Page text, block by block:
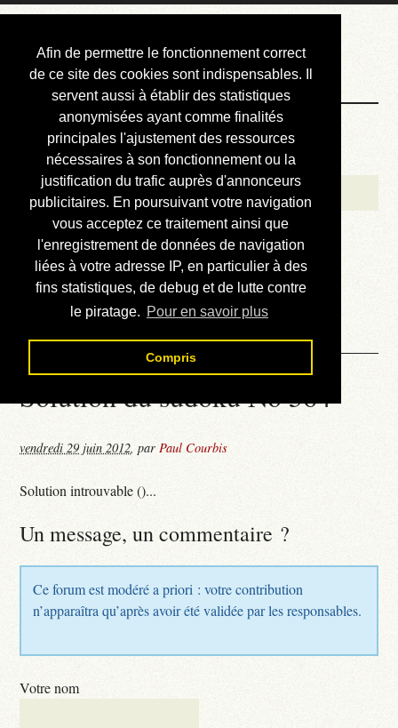
Afin de permettre le fonctionnement correct
de ce site des cookies sont indispensables. Il
servent aussi à établir des statistiques
anonymisées ayant comme finalités
principales l'ajustement des ressources
nécessaires à son fonctionnement ou la
justification du trafic auprès d'annonceurs
publicitaires. En poursuivant votre navigation
vous acceptez ce traitement ainsi que
l'enregistrement de données de navigation
liées à votre adresse IP, en particulier à des
fins statistiques, de debug et de lutte contre
le piratage. Pour en savoir plus
Compris
Courbis, « LE »
Blog Officiel
Bienvenue
Réalisations
Divers (et d’été)
Annonces
Liens externes
Téléchargement
Contact
Solution du sudoku No 564
vendredi 29 juin 2012,parPaul Courbis
Solution introuvable ()...
Un message, un commentaire ?
Ce forum est modéré a priori : votre contribution
n’apparaîtra qu’après avoir été validée par les responsables.
Votre nom